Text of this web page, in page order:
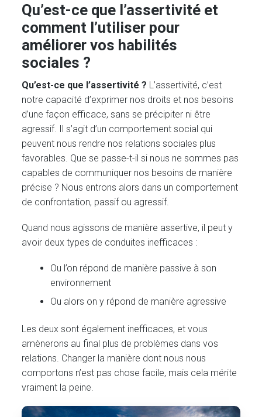
Qu’est-ce que l’assertivité et
comment l’utiliser pour
améliorer vos habilités
sociales ?
Qu’est-ce que l’assertivité ? L’assertivité, c’est
notre capacité d’exprimer nos droits et nos besoins
d’une façon efficace, sans se précipiter ni être
agressif. Il s’agit d’un comportement social qui
peuvent nous rendre nos relations sociales plus
favorables. Que se passe-t-il si nous ne sommes pas
capables de communiquer nos besoins de manière
précise ? Nous entrons alors dans un comportement
de confrontation, passif ou agressif.
Quand nous agissons de manière assertive, il peut y
avoir deux types de conduites inefficaces :
Ou l’on répond de manière passive à son
environnement
Ou alors on y répond de manière agressive
Les deux sont également inefficaces, et vous
amènerons au final plus de problèmes dans vos
relations. Changer la manière dont nous nous
comportons n’est pas chose facile, mais cela mérite
vraiment la peine.